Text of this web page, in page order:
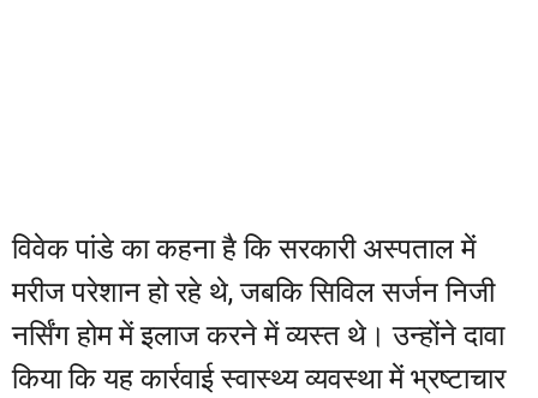
विवेक पांडे का कहना है कि सरकारी अस्पताल में
मरीज परेशान हो रहे थे, जबकि सिविल सर्जन निजी
नर्सिंग होम में इलाज करने में व्यस्त थे। उन्होंने दावा
किया कि यह कार्रवाई स्वास्थ्य व्यवस्था में भ्रष्टाचार